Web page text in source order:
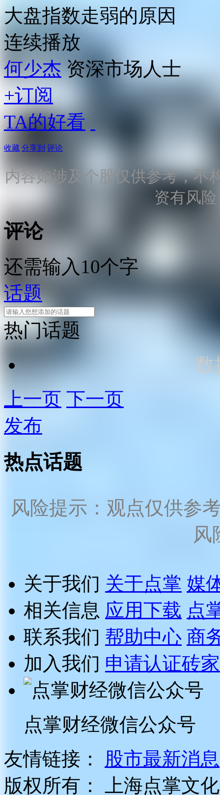
大盘指数走弱的原因
连续播放
何少杰 资深市场人士
+订阅
TA的好看
收藏 分享到 评论
内容如涉及个股仅供参考，不
资有风
评论
还需输入10个字
话题
热门话题
数
上一页 下一页
发布
热点话题
风险提示：观点仅供参
风
关于我们 关于点掌 媒
相关信息 应用下载 点
联系我们 帮助中心 商
加入我们 申请认证砖家
点掌财经微信公众号
友情链接：
股市最新消息
版权所有：
上海点掌文